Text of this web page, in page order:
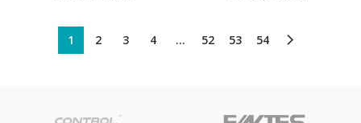
1 2 3 4 … 52 53 54